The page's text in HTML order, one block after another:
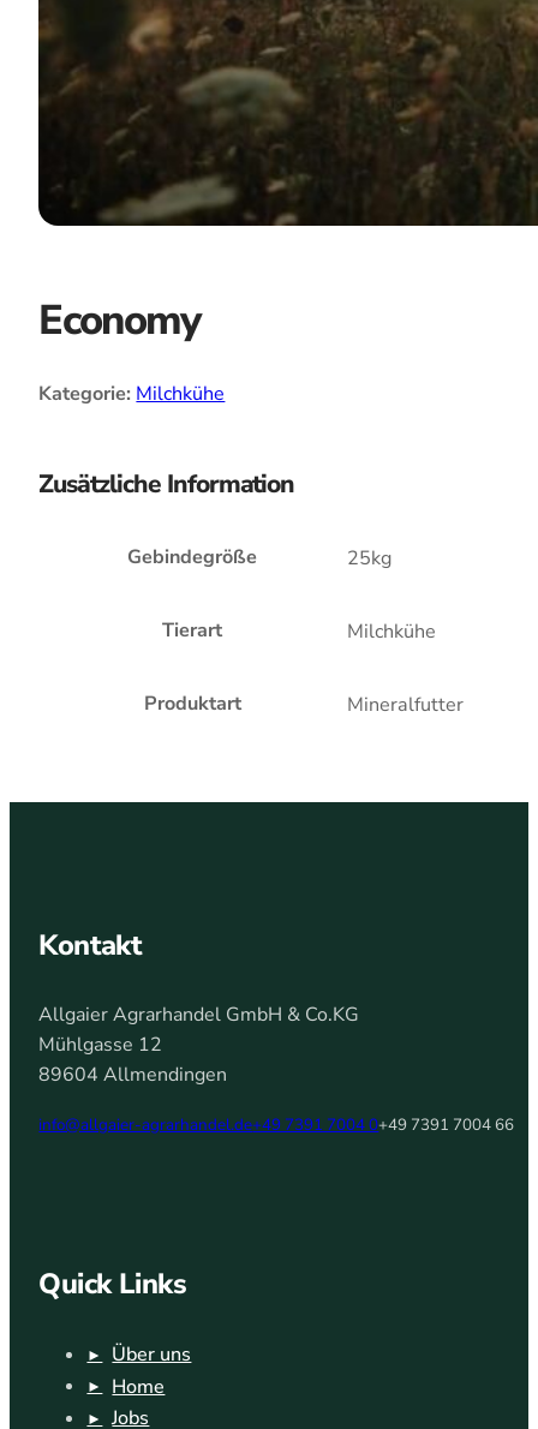
Economy
Kategorie: Milchkühe
Zusätzliche Information
Gebindegröße 25kg
Tierart Milchkühe
Produktart Mineralfutter
Kontakt
Allgaier Agrarhandel GmbH & Co.KG
Mühlgasse 12
89604 Allmendingen
info@allgaier-agrarhandel.de+49 7391 7004 0+49 7391 7004 66
Quick Links
Über uns
Home
Jobs